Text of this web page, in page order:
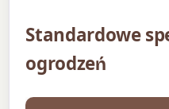
Standardowe
ogrodzeń